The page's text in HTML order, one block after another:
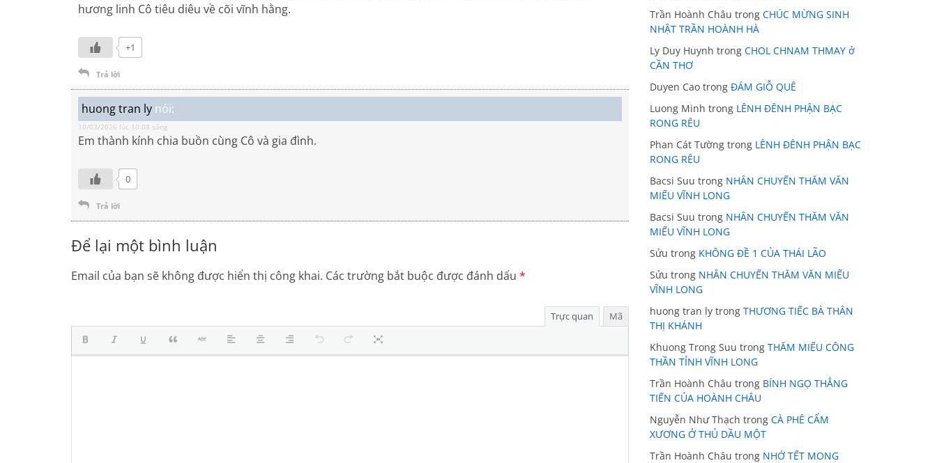
hương linh Cô tiêu diêu về cõi vĩnh hằng.
+1
Trả lời
huong tran ly nói:
10/03/2026 lúc 10:08 sáng
Em thành kính chia buồn cùng Cô và gia đình.
0
Trả lời
Để lại một bình luận
Email của bạn sẽ không được hiển thị công khai. Các trường bắt buộc được đánh dấu *
Trực quan Mã
Trần Hoành Châu trong CHÚC MỪNG SINH
NHẬT TRẦN HOÀNH HÀ
Ly Duy Huynh trong CHOL CHNAM THMAY ở
CẦN THƠ
Duyen Cao trong ĐÁM GIỖ QUÊ
Luong Minh trong LÊNH ĐÊNH PHẬN BẠC
RONG RÊU
Phan Cát Tường trong LÊNH ĐÊNH PHẬN BẠC
RONG RÊU
Bacsi Suu trong NHÂN CHUYẾN THĂM VĂN
MIẾU VĨNH LONG
Bacsi Suu trong NHÂN CHUYẾN THĂM VĂN
MIẾU VĨNH LONG
Sửu trong KHÔNG ĐỀ 1 CỦA THÁI LÃO
Sửu trong NHÂN CHUYẾN THĂM VĂN MIẾU
VĨNH LONG
huong tran ly trong THƯƠNG TIẾC BÀ THÂN
THỊ KHÁNH
Khuong Trong Suu trong THĂM MIẾU CÔNG
THẦN TỈNH VĨNH LONG
Trần Hoành Châu trong BÍNH NGỌ THẲNG
TIẾN CỦA HOÀNH CHÂU
Nguyễn Như Thạch trong CÀ PHÊ CẨM
XƯƠNG Ở THỦ DẦU MỘT
Trần Hoành Châu trong NHỚ TẾT MONG